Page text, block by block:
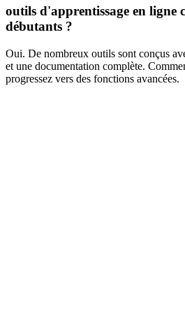
outils d'apprentissage en ligne
débutants ?
Oui. De nombreux outils sont conçus
et une documentation complète.
progressez vers des fonctions avancées.